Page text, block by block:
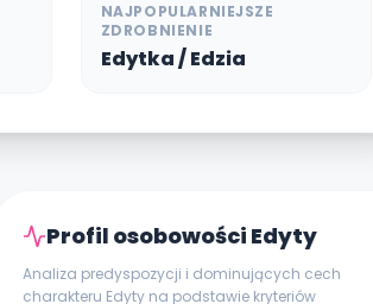
NAJPOPULARNIEJSZE
ZDROBNIENIE
Edytka / Edzia
Profil osobowości Edyty
Analiza predyspozycji i dominujących cech
charakteru Edyty na podstawie kryteriów